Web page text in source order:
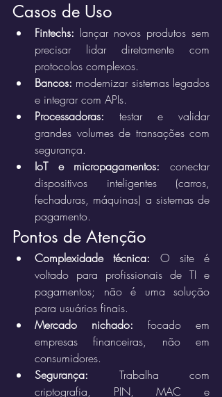
Casos de Uso
Fintechs: lançar novos produtos sem
precisar lidar diretamente com
protocolos complexos.
Bancos: modernizar sistemas legados
e integrar com APIs.
Processadoras: testar e validar
grandes volumes de transações com
segurança.
IoT e micropagamentos: conectar
dispositivos inteligentes (carros,
fechaduras, máquinas) a sistemas de
pagamento.
Pontos de Atenção
Complexidade técnica: O site é
voltado para profissionais de TI e
pagamentos; não é uma solução
para usuários finais.
Mercado nichado: focado em
empresas financeiras, não em
consumidores.
Segurança: Trabalha com
criptografia, PIN, MAC e